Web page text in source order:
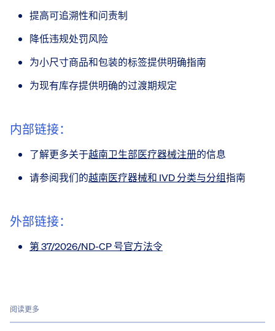
提高可追溯性和问责制
降低违规处罚风险
为小尺寸商品和包装的标签提供明确指南
为现有库存提供明确的过渡期规定
内部链接：
了解更多关于越南卫生部医疗器械注册的信息
请参阅我们的越南医疗器械和 IVD 分类与分组指南
外部链接：
第 37/2026/ND-CP 号官方法令
阅读更多